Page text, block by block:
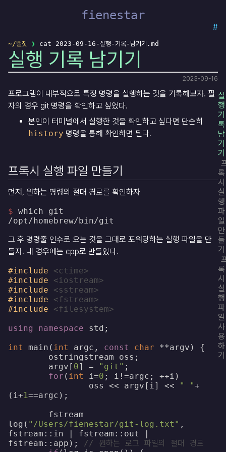
fienestar
#
~/뻘짓 ❯ cat 2023-09-16-실행-기록-남기기.md
실행 기록 남기기
2023-09-16
프로그램이 내부적으로 특정 명령을 실행하는 것을 기록해보자. 필
자의 경우 git 명령을 확인하고 싶었다.
본인이 터미널에서 실행한 것을 확인하고 싶다면 단순히
history 명령을 통해 확인하면 된다.
프록시 실행 파일 만들기
먼저, 원하는 명령의 절대 경로를 확인하자
$ which git
그 후 명령줄 인수로 오는 것을 그대로 포워딩하는 실행 파일을 만
들자. 내 경우에는 cpp로 만들었다.
#include
<ctime>
#include
<iostream>
#include
<sstream>
#include
<fstream>
#include
<filesystem>
using
namespace std ;
int
main ( int argc , const char **argv )
{
ostringstream
oss ;
argv [ 0] = "git" ;
for ( int i=0 ; i !=argc ; ++i )
oss
<< argv [ i] << " "+
( i+1==argc );
fstream
log ( "/Users/fienestar/git-log.txt" ,
fstream :: in | fstream :: out
|
fstream :: app );
// 원하는 로그 파일의 절대 경로
실
행
기
록
남
기
기
록
시
실
행
파
일
만
들
기
록
시
실
행
파
일
사
용
하
기